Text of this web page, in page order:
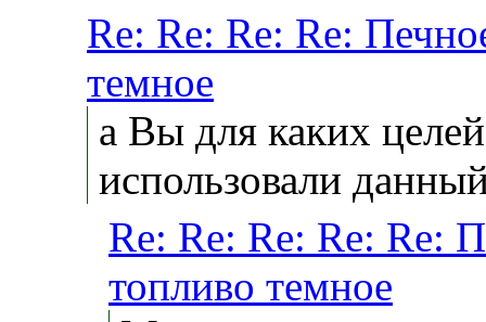
Re: Re: Re: Re:
темное
а Вы для каких целей
использовали
Re: Re: Re: Re: Re:
топливо темное